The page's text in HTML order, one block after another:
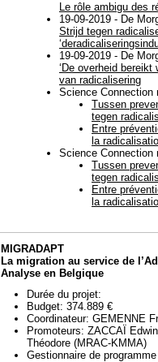
Le rôle ambigu des
19-09-2019 - De
Strijd tegen
19-09-2019 - De
‘De overheid
van radicalisering
Science Connection
Tussen
tegen
Entre
la
Science Connection
Tussen
tegen
Entre
la
MIGRADAPT
La migration au service de
Analyse en Belgique
Durée du projet:
Budget: 374.889 €
Coordinateur: GEMENNE
Promoteurs: ZACCAÏ
Théodore (MRAC-KMMA)
Gestionnaire de